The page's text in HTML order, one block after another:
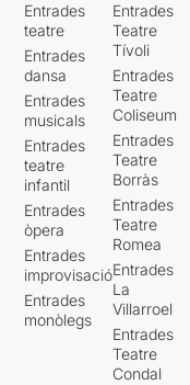
Entrades
teatre
Entrades
dansa
Entrades
musicals
Entrades
teatre
infantil
Entrades
òpera
Entrades
improvisació
Entrades
monòlegs
Entrades
Teatre
Tívoli
Entrades
Teatre
Coliseum
Entrades
Teatre
Borràs
Entrades
Teatre
Romea
Entrades
La
Villarroel
Entrades
Teatre
Condal